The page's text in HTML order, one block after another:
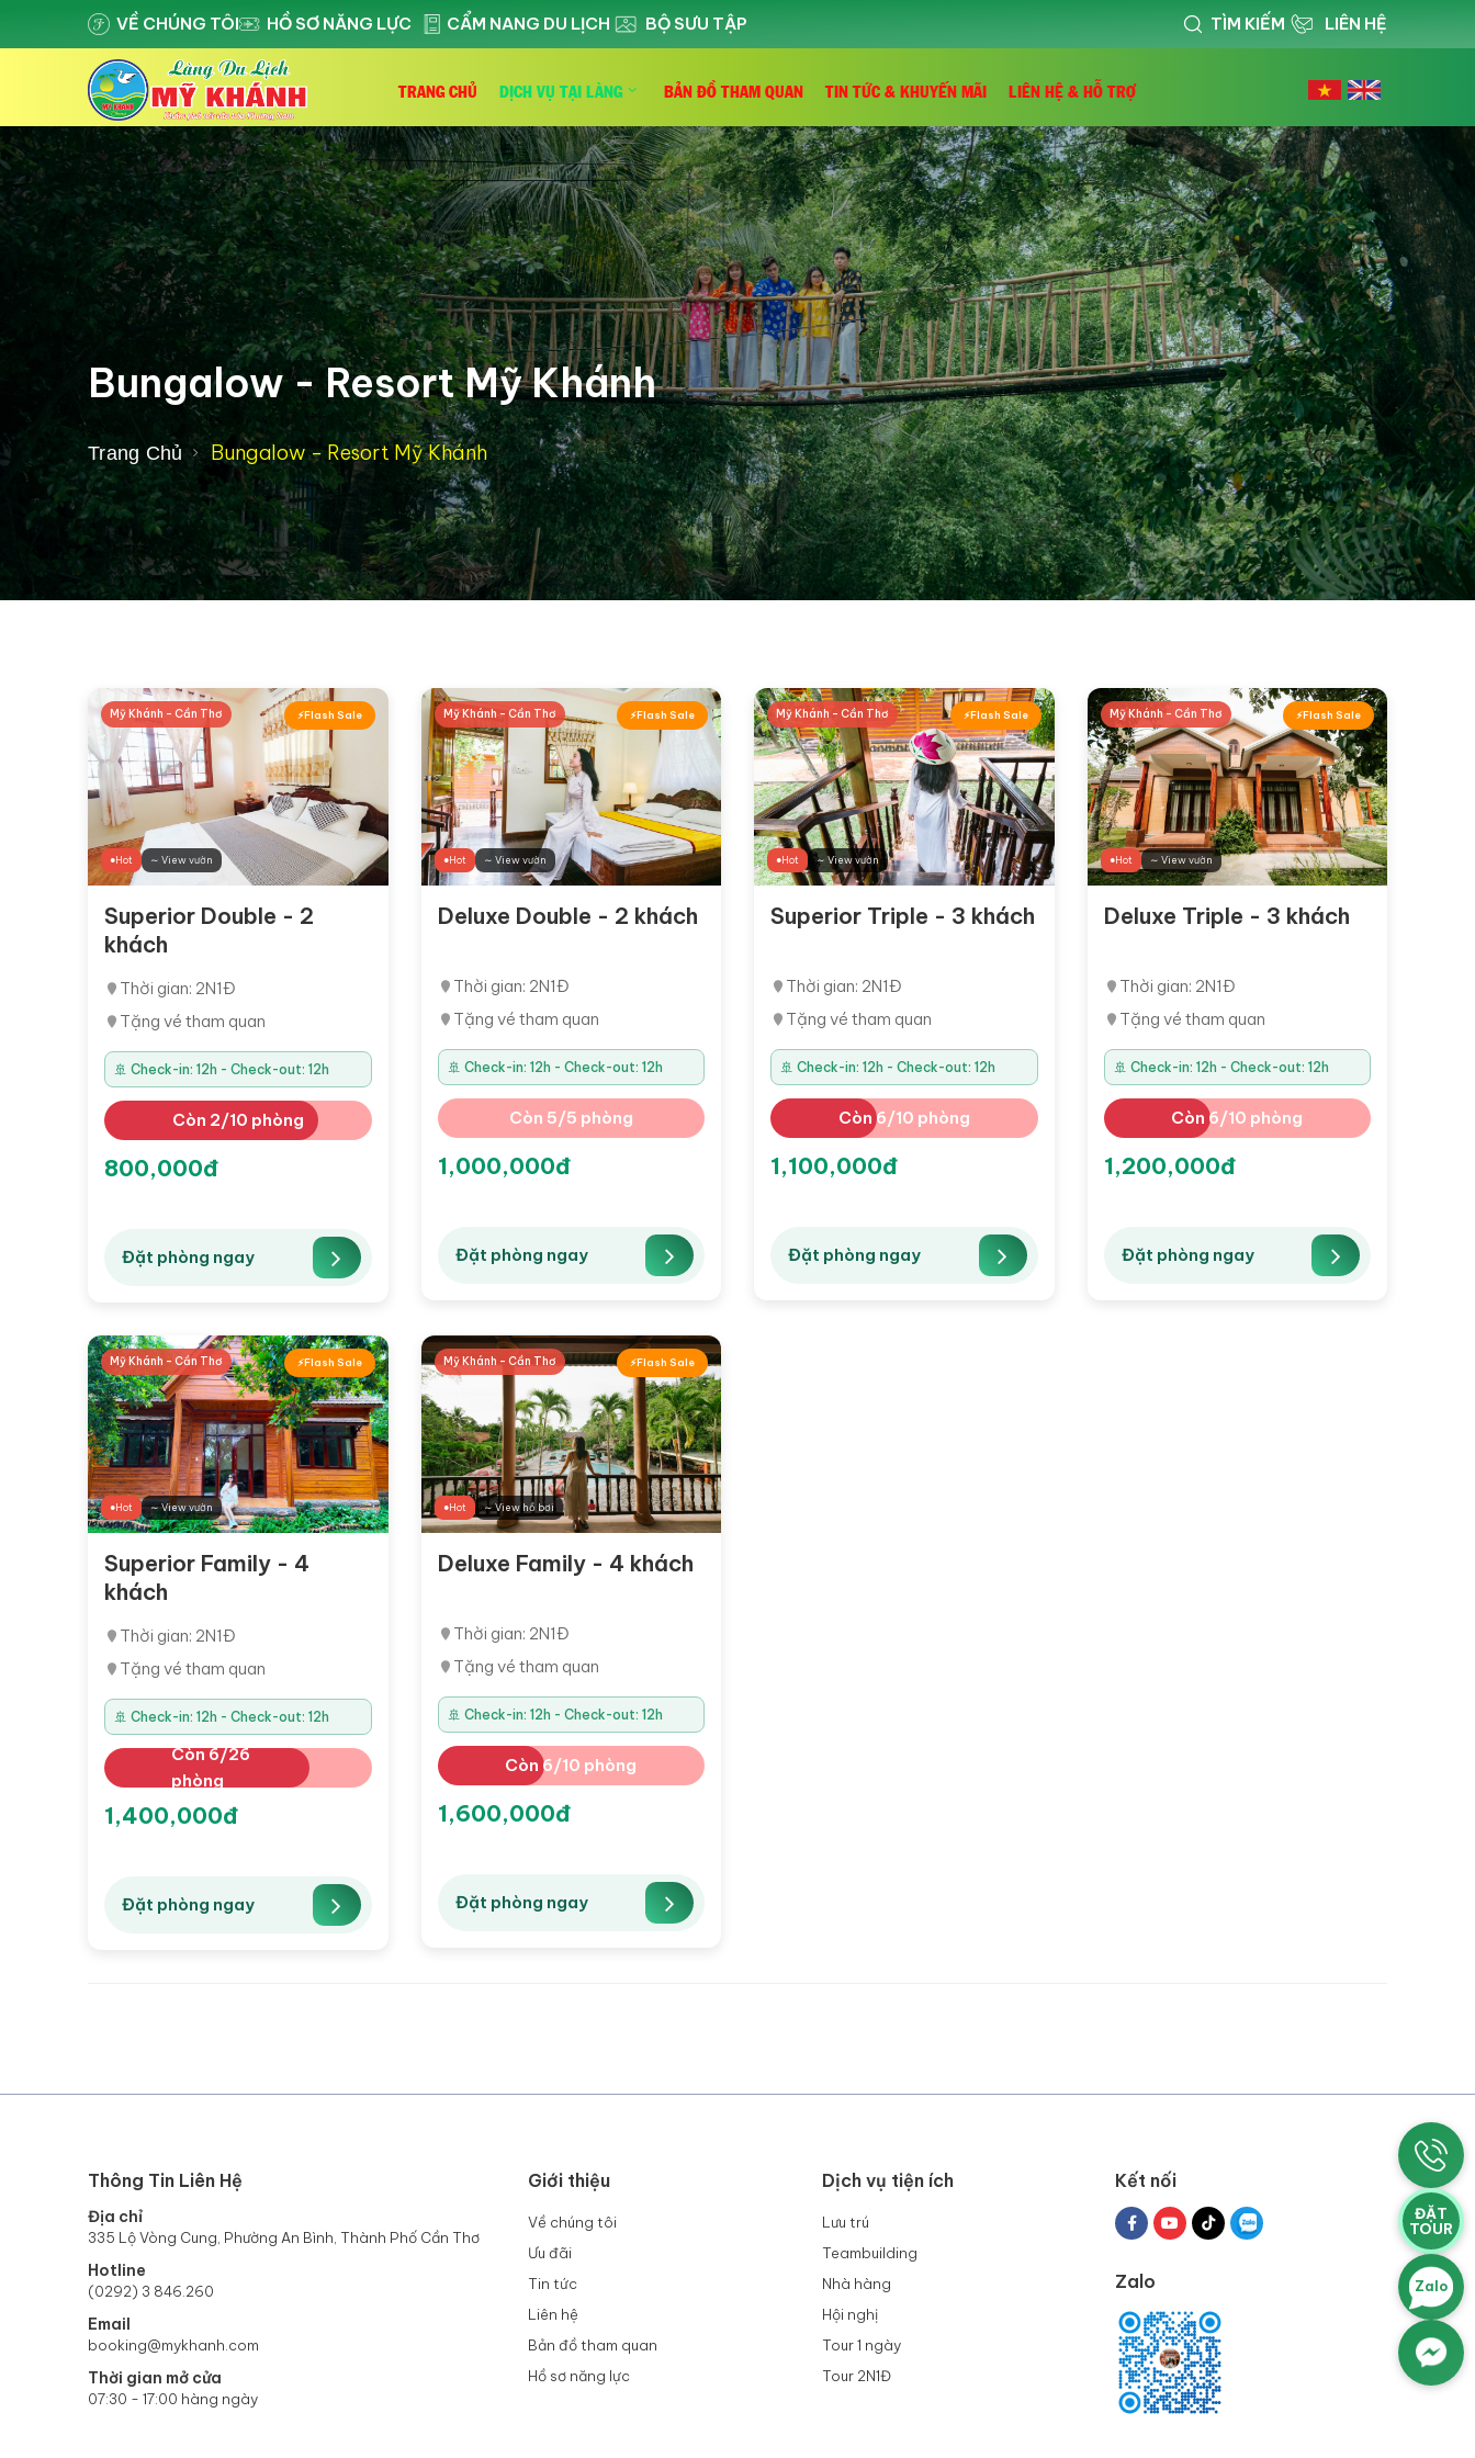
VỀ CHÚNG TÔI HỒ SƠ NĂNG LỰC CẨM NANG DU LỊCH BỘ SƯU TẬP TÌM KIẾM LIÊN HỆ
TRANG CHỦ DỊCH VỤ TẠI LÀNG BẢN ĐỒ THAM QUAN TIN TỨC & KHUYẾN MÃI LIÊN HỆ & HỖ TRỢ
Bungalow - Resort Mỹ Khánh
Trang Chủ Bungalow - Resort Mỹ Khánh
Flash Sale
Mỹ Khánh - Cần Thơ
Hot ∼ View vườn
Superior Double - 2
khách
Thời gian: 2N1Đ
Tặng vé tham quan
🚢 Check-in: 12h - Check-out: 12h
Còn 2/10 phòng
800,000đ
Đặt phòng ngay
Flash Sale
Mỹ Khánh - Cần Thơ
Hot ∼ View vườn
Deluxe Double - 2 khách
Thời gian: 2N1Đ
Tặng vé tham quan
🚢 Check-in: 12h - Check-out: 12h
Còn 5/5 phòng
1,000,000đ
Đặt phòng ngay
Flash Sale
Mỹ Khánh - Cần Thơ
Hot ∼ View vườn
Superior Triple - 3 khách
Thời gian: 2N1Đ
Tặng vé tham quan
🚢 Check-in: 12h - Check-out: 12h
Còn 6/10 phòng
1,100,000đ
Đặt phòng ngay
Flash Sale
Mỹ Khánh - Cần Thơ
Hot ∼ View vườn
Deluxe Triple - 3 khách
Thời gian: 2N1Đ
Tặng vé tham quan
🚢 Check-in: 12h - Check-out: 12h
Còn 6/10 phòng
1,200,000đ
Đặt phòng ngay
Flash Sale
Mỹ Khánh - Cần Thơ
Hot ∼ View vườn
Superior Family - 4
khách
Thời gian: 2N1Đ
Tặng vé tham quan
🚢 Check-in: 12h - Check-out: 12h
Còn 6/26
phòng
1,400,000đ
Đặt phòng ngay
Flash Sale
Mỹ Khánh - Cần Thơ
Hot ∼ View hồ bơi
Deluxe Family - 4 khách
Thời gian: 2N1Đ
Tặng vé tham quan
🚢 Check-in: 12h - Check-out: 12h
Còn 6/10 phòng
1,600,000đ
Đặt phòng ngay
Thông Tin Liên Hệ
Địa chỉ
335 Lộ Vòng Cung, Phường An Bình, Thành Phố Cần Thơ
Hotline
(0292) 3 846.260
Email
booking@mykhanh.com
Thời gian mở cửa
07:30 - 17:00 hàng ngày
Giới thiệu
Về chúng tôi
Ưu đãi
Tin tức
Liên hệ
Bản đồ tham quan
Hồ sơ năng lực
Dịch vụ tiện ích
Lưu trú
Teambuilding
Nhà hàng
Hội nghị
Tour 1 ngày
Tour 2N1Đ
Kết nối
Zalo
ĐẶT
TOUR
Zalo